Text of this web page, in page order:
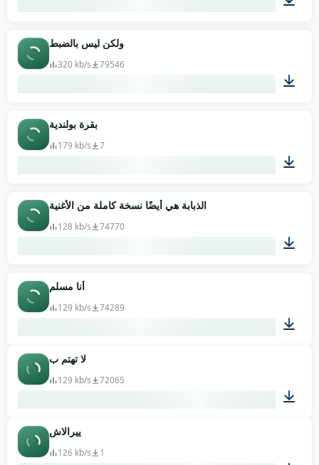
ولكن ليس بالضبط
320 kb/s 79546
بقرة بولندية
179 kb/s 7
الذبابة هي أيضًا نسخة كاملة من الأغنية
128 kb/s 74770
أنا مسلم
129 kb/s 74289
لا تهتم ب
129 kb/s 72065
ييرالاش
126 kb/s 1